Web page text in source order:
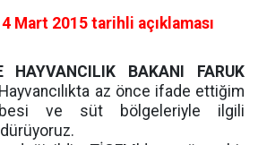
Mart 2015 tarihli açıklaması
BAKANI FARUK
az önce ifade ettiğim
ve süt bölgeleriyle ilgili